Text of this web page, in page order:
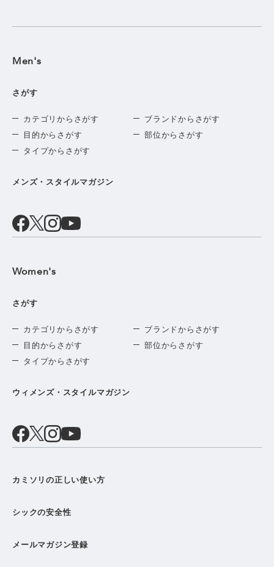
Men's
さがす
カテゴリからさがす
ブランドからさがす
目的からさがす
部位からさがす
タイプからさがす
メンズ・スタイルマガジン
Women's
さがす
カテゴリからさがす
ブランドからさがす
目的からさがす
部位からさがす
タイプからさがす
ウィメンズ・スタイルマガジン
カミソリの正しい使い方
シックの安全性
メールマガジン登録